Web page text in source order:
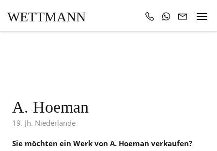
WETTMANN
A. Hoeman
19. Jh. Niederlande
Sie möchten ein Werk von A. Hoeman verkaufen?